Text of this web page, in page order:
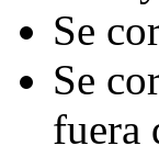
Se
Se
fuera